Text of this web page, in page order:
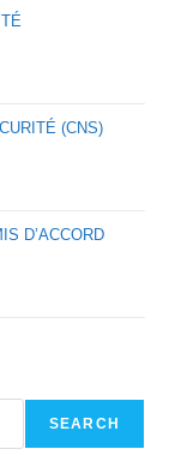
(CNS)
D’ACCORD
SEARCH